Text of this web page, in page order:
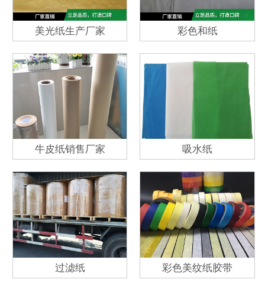
美光纸生产厂家 彩色和纸
牛皮纸销售厂家 吸水纸
过滤纸 彩色美纹纸胶带